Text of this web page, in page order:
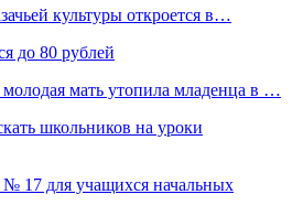
культуры откроется в…
до 80 рублей
мать утопила младенца в …
школьников на уроки
17 для учащихся начальных